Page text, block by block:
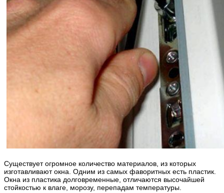
Существует огромное количество материалов, из которых
изготавливают окна. Одним из самых фаворитных есть пластик.
Окна из пластика долговременные, отличаются высочайшей
стойкостью к влаге, морозу, перепадам температуры.